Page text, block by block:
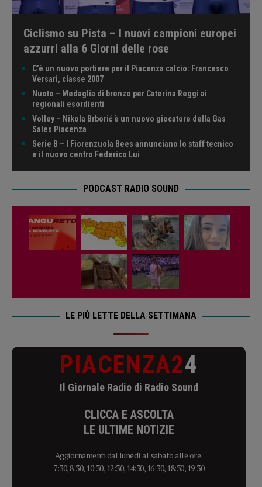
Ciclismo su Pista – I nuovi campioni europei
azzurri alla 6 Giorni delle rose
C’è un nuovo portiere per il Piacenza calcio: Francesco
Versari, classe 2007
Nuoto – Medaglia di bronzo per Caterina Reggi ai
regionali esordienti
Volley – Nikola Brborić è un nuovo giocatore della Gas
Sales Piacenza
Serie B – I Fiorenzuola Bees annunciano lo staff tecnico
e il nuovo centro Federico Lui
PODCAST RADIO SOUND
LE PIÙ LETTE DELLA SETTIMANA
PIACENZA24
Il Giornale Radio di Radio Sound
CLICCA E ASCOLTA
LE ULTIME NOTIZIE
Aggiornamenti dal lunedì al sabato alle ore:
7:30, 8:30, 10:30, 12:30, 14:30, 16:30, 18:30, 19:30